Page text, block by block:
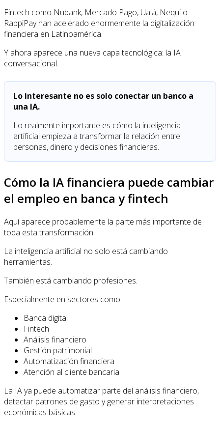
Fintech como Nubank, Mercado Pago, Ualá, Nequi o
RappiPay han acelerado enormemente la digitalización
financiera en Latinoamérica.
Y ahora aparece una nueva capa tecnológica: la IA
conversacional.
Lo interesante no es solo conectar un banco a
una IA.
Lo realmente importante es cómo la inteligencia
artificial empieza a transformar la relación entre
personas, dinero y decisiones financieras.
Cómo la IA financiera puede cambiar
el empleo en banca y fintech
Aquí aparece probablemente la parte más importante de
toda esta transformación.
La inteligencia artificial no solo está cambiando
herramientas.
También está cambiando profesiones.
Especialmente en sectores como:
Banca digital
Fintech
Análisis financiero
Gestión patrimonial
Automatización financiera
Atención al cliente bancaria
La IA ya puede automatizar parte del análisis financiero,
detectar patrones de gasto y generar interpretaciones
económicas básicas.